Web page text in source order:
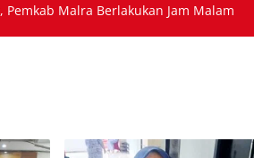
Malra Berlakukan Jam Malam